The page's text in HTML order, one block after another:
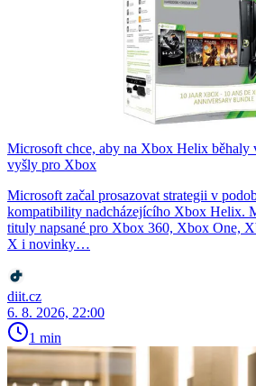
Microsoft chce, aby na Xbox Helix běhaly
vyšly pro Xbox
Microsoft začal prosazovat strategii v
kompatibility nadcházejícího Xbox Helix.
tituly napsané pro Xbox 360, Xbox One,
X i novinky…
diit.cz
6. 8. 2026, 22:00
1 min